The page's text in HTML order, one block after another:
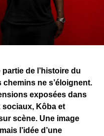
de l’histoire du
ne s’éloignent.
exposées dans
sociaux, Kôba et
scène. Une image
l’idée d’une